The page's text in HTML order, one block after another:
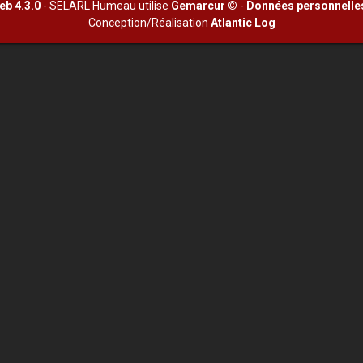
4.3.0- SELARL Humeau utilise Gemarcur © - Données
Conception/Réalisation Atlantic Log